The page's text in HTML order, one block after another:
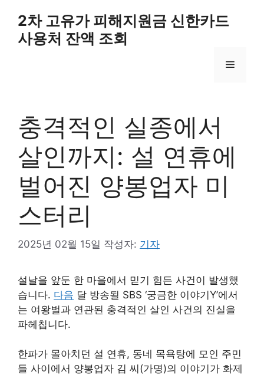
2차 고유가 피해지원금 신한카드
사용처 잔액 조회
메
충격적인 실종에서
살인까지: 설 연휴에
벌어진 양봉업자 미
스터리
2025년 02월 15일 작성자: 기자
설날을 앞둔 한 마을에서 믿기 힘든 사건이 발생했
습니다. 다음 달 방송될 SBS ‘궁금한 이야기Y’에서
는 여왕벌과 연관된 충격적인 살인 사건의 진실을
파헤칩니다.
한파가 몰아치던 설 연휴, 동네 목욕탕에 모인 주민
들 사이에서 양봉업자 김 씨(가명)의 이야기가 화제